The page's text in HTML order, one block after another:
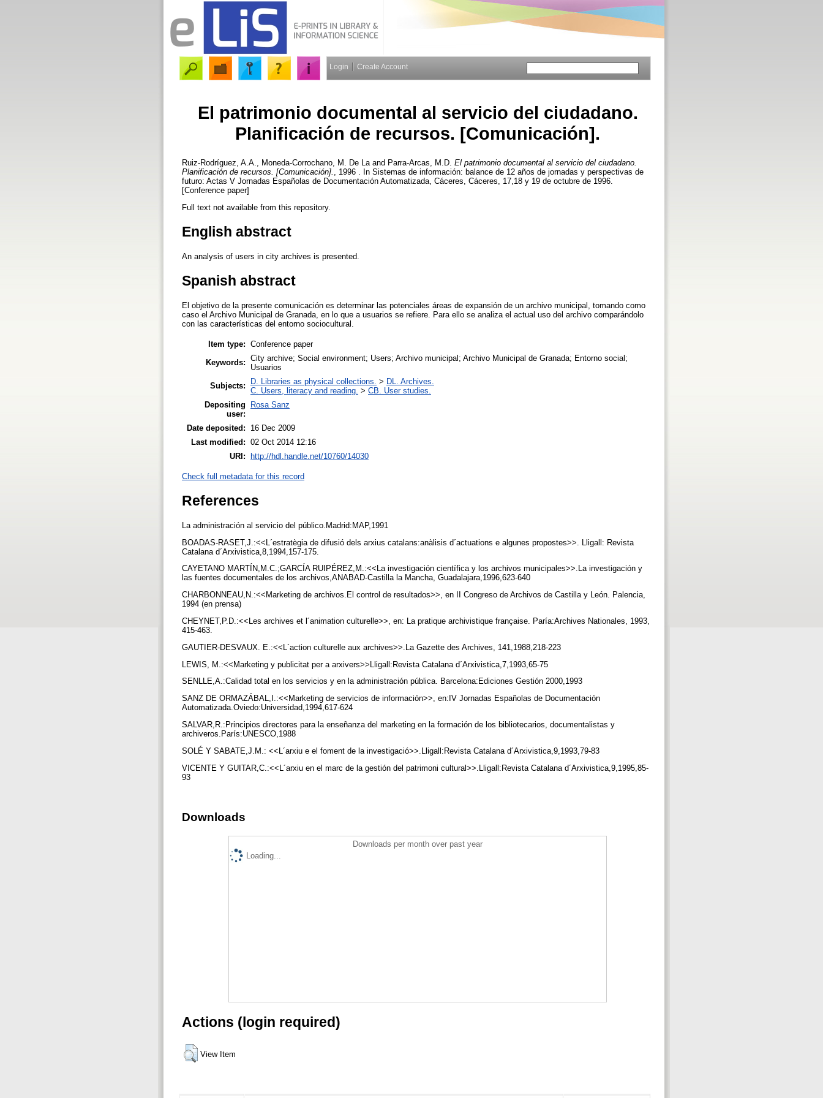
Login Create Account
El patrimonio documental al servicio del ciudadano.
Planificación de recursos. [Comunicación].
Ruiz-Rodríguez, A.A. Moneda-Corrochano, M. De La and Parra-Arcas, M.D. El patrimonio documental al servicio del ciudadano.
Planificación de recursos. [Comunicación].
, 1996 . In Sistemas de información: balance de 12 años de jornadas y perspectivas de
futuro: Actas V Jornadas Españolas de Documentación Automatizada, Cáceres, Cáceres, 17,18 y 19 de octubre de 1996.
[Conference paper]
Full text not available from this repository.
English abstract
An analysis of users in city archives is presented.
Spanish abstract
El objetivo de la presente comunicación es determinar las potenciales áreas de expansión de un archivo municipal, tomando como
caso el Archivo Municipal de Granada, en lo que a usuarios se refiere. Para ello se analiza el actual uso del archivo comparándolo
con las características del entorno sociocultural.
Item type: Conference paper
Keywords: City archive; Social environment; Users; Archivo municipal; Archivo Municipal de Granada; Entorno social;
Usuarios
Subjects:
D. Libraries as physical collections. > DL. Archives.
C. Users, literacy and reading. > CB. User studies.
Depositing
user:
Rosa Sanz
Date deposited:
16 Dec 2009
Last modified: 02 Oct 2014 12:16
URI:
http://hdl.handle.net/10760/14030
Check full metadata for this record
References
La administración al servicio del público.Madrid:MAP,1991
BOADAS-RASET,J.:<<L´estratègia de difusió dels arxius catalans:anàlisis d´actuations e algunes propostes>>. Lligall: Revista
Catalana d´Arxivistica,8,1994,157-175.
CAYETANO MARTÍN,M.C.;GARCÍA RUIPÉREZ,M.:<<La investigación científica y los archivos municipales>>.La investigación y
las fuentes documentales de los archivos,ANABAD-Castilla la Mancha, Guadalajara,1996,623-640
CHARBONNEAU,N.:<<Marketing de archivos.El control de resultados>>, en II Congreso de Archivos de Castilla y León. Palencia,
1994 (en prensa)
CHEYNET,P.D.:<<Les archives et l´animation culturelle>>, en: La pratique archivistique française. Paría:Archives Nationales, 1993,
415-463.
GAUTIER-DESVAUX. E.:<<L´action culturelle aux archives>>.La Gazette des Archives, 141,1988,218-223
LEWIS, M.:<<Marketing y publicitat per a arxivers>>Lligall:Revista Catalana d´Arxivistica,7,1993,65-75
SENLLE,A.:Calidad total en los servicios y en la administración pública. Barcelona:Ediciones Gestión 2000,1993
SANZ DE ORMAZÁBAL,I.:<<Marketing de servicios de información>>, en:IV Jornadas Españolas de Documentación
Automatizada.Oviedo:Universidad,1994,617-624
SALVAR,R.:Principios directores para la enseñanza del marketing en la formación de los bibliotecarios, documentalistas y
archiveros.París:UNESCO,1988
SOLÉ Y SABATE,J.M.: <<L´arxiu e el foment de la investigació>>.Lligall:Revista Catalana d´Arxivistica,9,1993,79-83
VICENTE Y GUITAR,C.:<<L´arxiu en el marc de la gestión del patrimoni cultural>>.Lligall:Revista Catalana d´Arxivistica,9,1995,85-
93
Downloads
Downloads per month over past year
Loading...
Actions (login required)
View Item